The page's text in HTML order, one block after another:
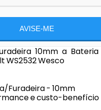
AVISE-ME
10mm a
WS2532 Wesco
Furadeira - 10mm
e custo-benefício